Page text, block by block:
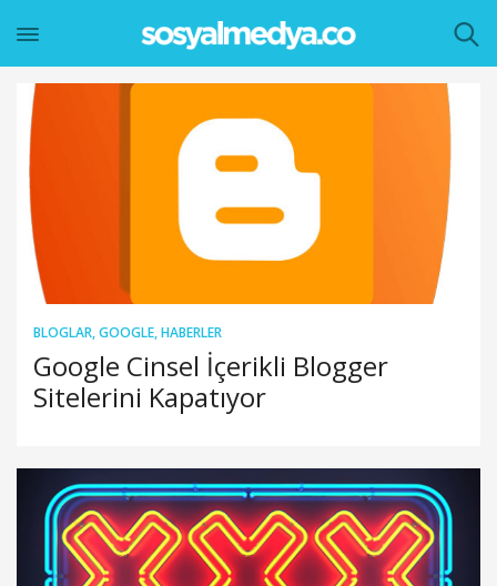
BLOGLAR,GOOGLE,HABERLER
Google Cinsel İçerikli Blogger
Sitelerini Kapatıyor